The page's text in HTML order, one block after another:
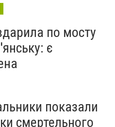
акція до Дня молоді
по мосту
є
показали
смертельного